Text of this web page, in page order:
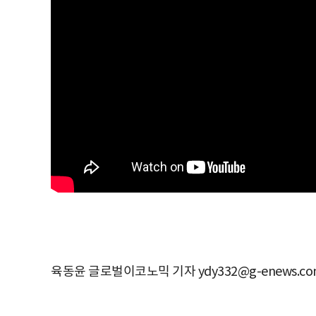
육동윤 글로벌이코노믹 기자 ydy332@g-